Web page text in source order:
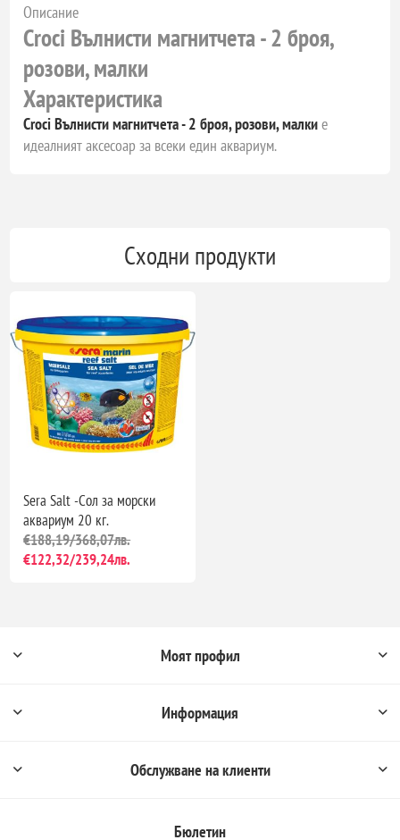
Описание
Croci Вълнисти магнитчета - 2 броя,
розови, малки
Характеристика
Croci Вълнисти магнитчета - 2 броя, розови, малкие
идеалният аксесоар за всеки един аквариум.
Сходни продукти
Sera Salt -Сол за морски
аквариум 20 кг.
€188,19/368,07лв.
€122,32/239,24лв.
Моят профил
Информация
Обслужване на клиенти
Бюлетин